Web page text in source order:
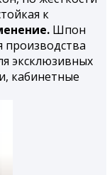
к
Шпон
производства
эксклюзивных
кабинетные